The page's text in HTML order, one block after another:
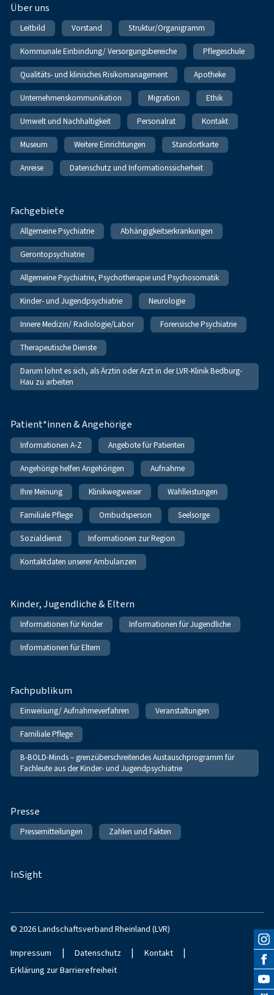
Über uns
Leitbild Vorstand Struktur/Organigramm
Kommunale Einbindung/ Versorgungsbereiche Pflegeschule
Qualitäts- und klinisches Risikomanagement Apotheke
Unternehmenskommunikation Migration Ethik
Umwelt und Nachhaltigkeit Personalrat Kontakt
Museum Weitere Einrichtungen Standortkarte
Anreise Datenschutz und Informationssicherheit
Fachgebiete
Allgemeine Psychiatrie Abhängigkeitserkrankungen
Gerontopsychiatrie
Allgemeine Psychiatrie, Psychotherapie und Psychosomatik
Kinder- und Jugendpsychiatrie Neurologie
Innere Medizin/ Radiologie/Labor Forensische Psychiatrie
Therapeutische Dienste
Darum lohnt es sich, als Ärztin oder Arzt in der LVR-Klinik Bedburg-
Hau zu arbeiten
Patient*innen & Angehörige
Informationen A-Z Angebote für Patienten
Angehörige helfen Angehörigen Aufnahme
Ihre Meinung Klinikwegweiser Wahlleistungen
Familiale Pflege Ombudsperson Seelsorge
Sozialdienst Informationen zur Region
Kontaktdaten unserer Ambulanzen
Kinder, Jugendliche & Eltern
Informationen für Kinder Informationen für Jugendliche
Informationen für Eltern
Fachpublikum
Einweisung/ Aufnahmeverfahren Veranstaltungen
Familiale Pflege
B-BOLD-Minds – grenzüberschreitendes Austauschprogramm für
Fachleute aus der Kinder- und Jugendpsychiatrie
Presse
Pressemitteilungen Zahlen und Fakten
InSight
© 2026 Landschaftsverband Rheinland (LVR)
Impressum | Datenschutz | Kontakt |
Erklärung zur Barrierefreiheit